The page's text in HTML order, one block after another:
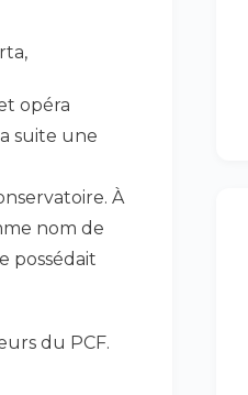
opéra
suite une
À
nom de
possédait
du PCF.